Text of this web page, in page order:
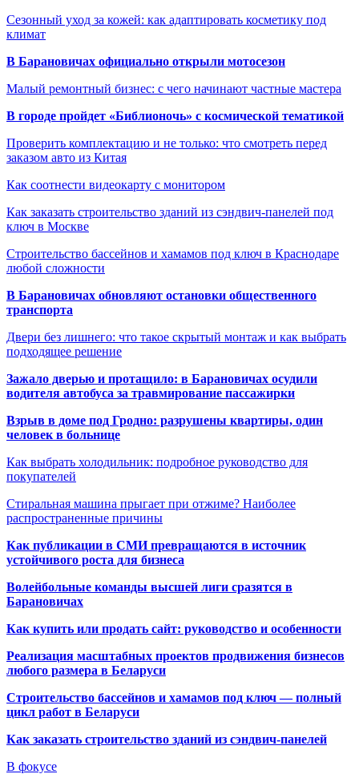
Сезонный уход за кожей: как адаптировать косметику под
климат
В Барановичах официально открыли мотосезон
Малый ремонтный бизнес: с чего начинают частные мастера
В городе пройдет «Библионочь» с космической тематикой
Проверить комплектацию и не только: что смотреть перед
заказом авто из Китая
Как соотнести видеокарту с монитором
Как заказать строительство зданий из сэндвич-панелей под
ключ в Москве
Строительство бассейнов и хамамов под ключ в Краснодаре
любой сложности
В Барановичах обновляют остановки общественного
транспорта
Двери без лишнего: что такое скрытый монтаж и как выбрать
подходящее решение
Зажало дверью и протащило: в Барановичах осудили
водителя автобуса за травмирование пассажирки
Взрыв в доме под Гродно: разрушены квартиры, один
человек в больнице
Как выбрать холодильник: подробное руководство для
покупателей
Стиральная машина прыгает при отжиме? Наиболее
распространенные причины
Как публикации в СМИ превращаются в источник
устойчивого роста для бизнеса
Волейбольные команды высшей лиги сразятся в
Барановичах
Как купить или продать сайт: руководство и особенности
Реализация масштабных проектов продвижения бизнесов
любого размера в Беларуси
Строительство бассейнов и хамамов под ключ — полный
цикл работ в Беларуси
Как заказать строительство зданий из сэндвич-панелей
В фокусе